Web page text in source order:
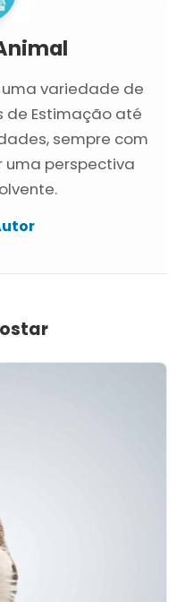
variedade de
de Estimação até
sempre com
uma perspectiva